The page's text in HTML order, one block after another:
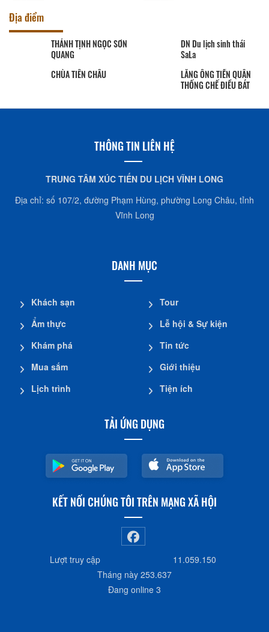
Địa điểm
THÁNH TỊNH NGỌC SƠN
QUANG
DN Du lịch sinh thái
SaLa
CHÙA TIÊN CHÂU
LĂNG ÔNG TIỀN QUÂN
THỐNG CHẾ ĐIỀU BÁT
THÔNG TIN LIÊN HỆ
TRUNG TÂM XÚC TIẾN DU LỊCH VĨNH LONG
Địa chỉ: số 107/2, đường Phạm Hùng, phường Long Châu, tỉnh
Vĩnh Long
DANH MỤC
Khách sạn
Ẩm thực
Khám phá
Lịch trình
Lễ hội & Sự kiện
Giới thiệu
Tiện ích
TẢI ỨNG DỤNG
KẾT NỐI CHÚNG TÔI TRÊN MẠNG XÃ HỘI
Lượt truy cập
Tháng này
Đang online